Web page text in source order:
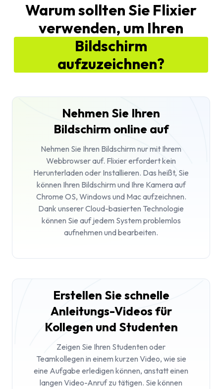
Warum sollten Sie Flixier
verwenden, um Ihren
Bildschirm
aufzuzeichnen?
Nehmen Sie Ihren
Bildschirm online auf
Nehmen Sie Ihren Bildschirm nur mit Ihrem
Webbrowser auf. Flixier erfordert kein
Herunterladen oder Installieren. Das heißt, Sie
können Ihren Bildschirm und Ihre Kamera auf
Chrome OS, Windows und Mac aufzeichnen.
Dank unserer Cloud-basierten Technologie
können Sie auf jedem System problemlos
aufnehmen und bearbeiten.
Erstellen Sie schnelle
Anleitungs-Videos für
Kollegen und Studenten
Zeigen Sie Ihren Studenten oder
Teamkollegen in einem kurzen Video, wie sie
eine Aufgabe erledigen können, anstatt einen
langen Video-Anruf zu tätigen. Sie können